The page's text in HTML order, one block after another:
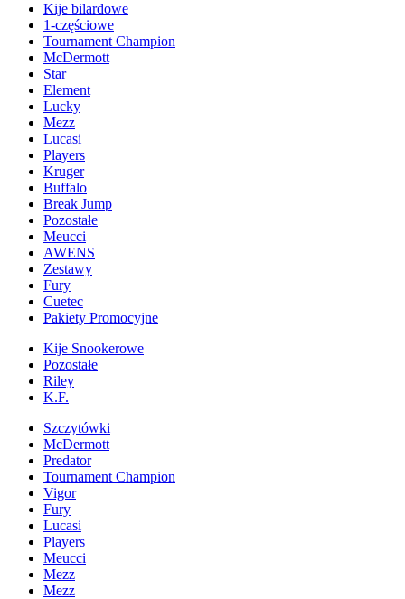
Kije bilardowe
1-częściowe
Tournament Champion
McDermott
Star
Element
Lucky
Mezz
Lucasi
Players
Kruger
Buffalo
Break Jump
Pozostałe
Meucci
AWENS
Zestawy
Fury
Cuetec
Pakiety Promocyjne
Kije Snookerowe
Pozostałe
Riley
K.F.
Szczytówki
McDermott
Predator
Tournament Champion
Vigor
Fury
Lucasi
Players
Meucci
Mezz
Mezz